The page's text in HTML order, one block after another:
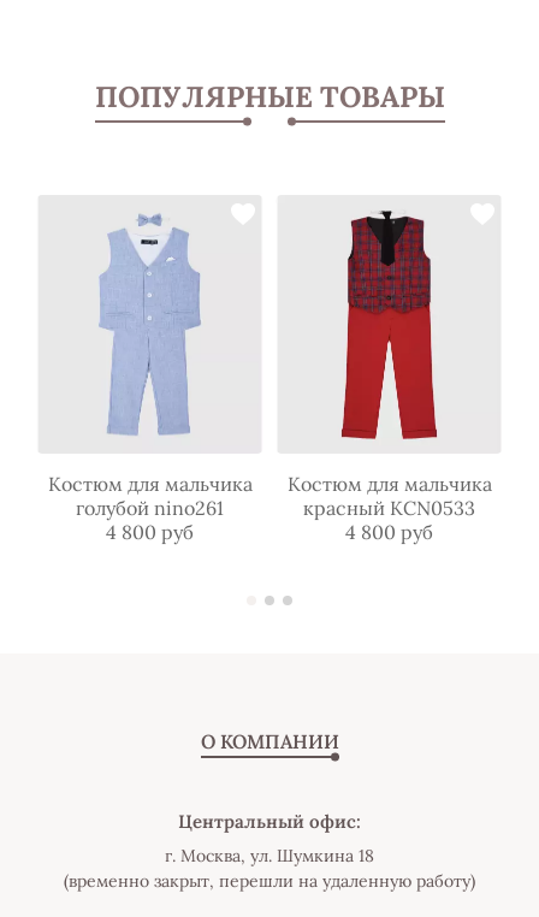
ПОПУЛЯРНЫЕ ТОВАРЫ
Костюм для мальчика
голубой nino261
4 800 руб
Костюм для мальчика
красный KCN0533
4 800 руб
О КОМПАНИИ
Центральный офис:
г. Москва, ул. Шумкина 18
(временно закрыт, перешли на удаленную работу)